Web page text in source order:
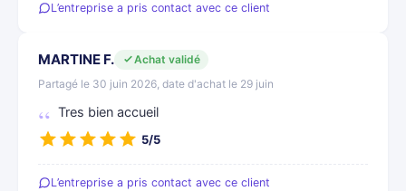
L’entreprise a pris contact avec ce client
MARTINE F.
Achat validé
Partagé le 30 juin 2026, date d'achat le 29 juin
Tres bien accueil
5/5
L’entreprise a pris contact avec ce client